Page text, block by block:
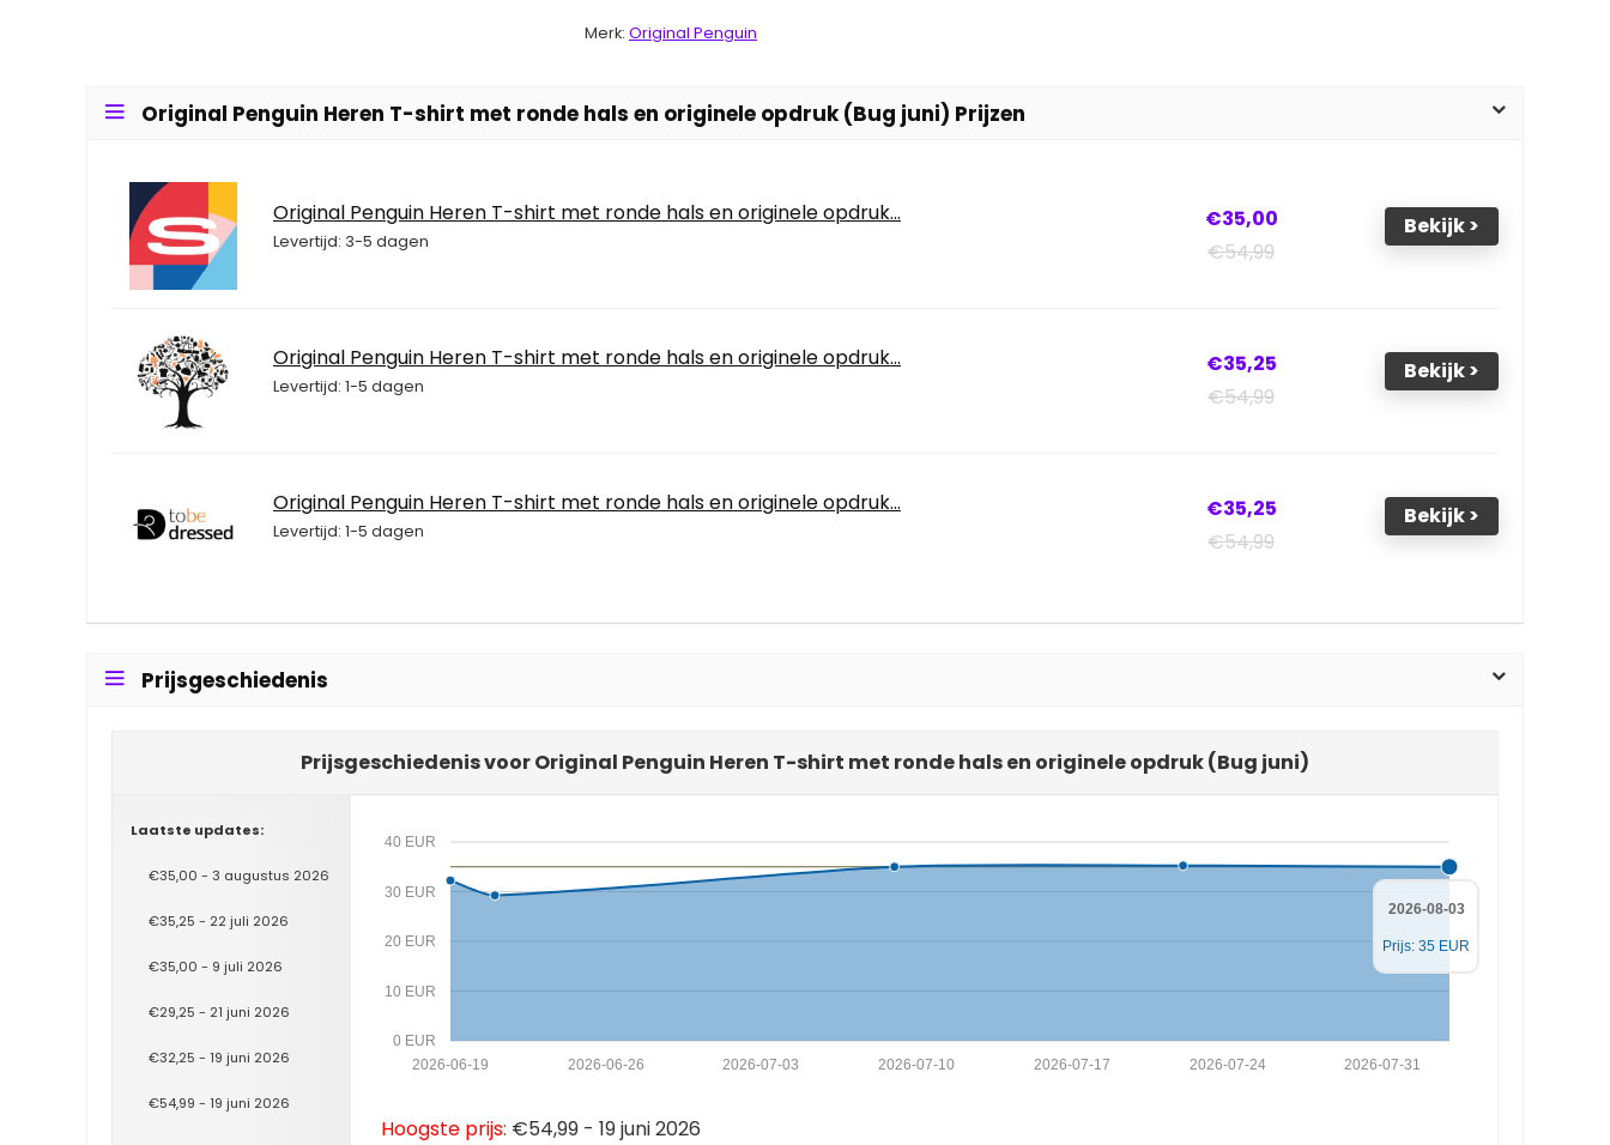
Merk: Original Penguin
Original Penguin Heren T-shirt met ronde hals en originele opdruk (Bug juni) Prijzen
Original Penguin Heren T-shirt met ronde hals en originele opdruk...
Levertijd: 3-5 dagen
€35,00
€54,99
Bekijk >
Original Penguin Heren T-shirt met ronde hals en originele opdruk...
Levertijd: 1-5 dagen
€35,25
€54,99
Bekijk >
Original Penguin Heren T-shirt met ronde hals en originele opdruk...
Levertijd: 1-5 dagen
€35,25
€54,99
Bekijk >
Prijsgeschiedenis
Prijsgeschiedenis voor Original Penguin Heren T-shirt met ronde hals en originele opdruk (Bug juni)
Laatste updates:
€35,00 - 3 augustus 2026
€35,25 - 22 juli 2026
€35,00 - 9 juli 2026
€29,25 - 21 juni 2026
€32,25 - 19 juni 2026
€54,99 - 19 juni 2026
0 EUR
10 EUR
20 EUR
30 EUR
40 EUR
2026-07-31
2026-07-24
2026-07-17
2026-07-10
2026-07-03
2026-06-26
2026-06-19
2026-08-03
Prijs: 35 EUR
Hoogste prijs: €54,99 - 19 juni 2026